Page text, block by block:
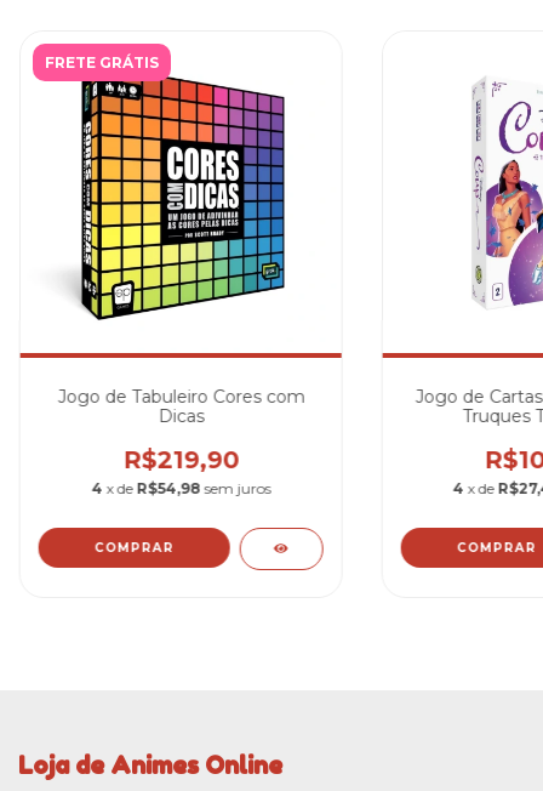
FRETE GRÁTIS
Jogo de Tabuleiro Cores com
Dicas
R$219,90
4 x de R$54,98 sem juros
Jogo de
Truques
4 x de
Loja de Animes Online